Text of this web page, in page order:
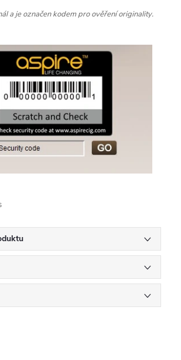
a je označen kodem pro ověření originality.